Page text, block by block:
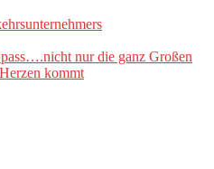
nur die ganz Großen
kommt